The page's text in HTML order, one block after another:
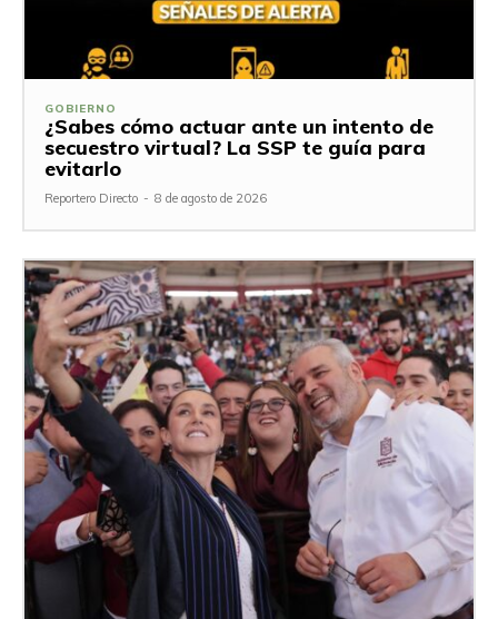
GOBIERNO
¿Sabes cómo actuar ante un intento de
secuestro virtual? La SSP te guía para
evitarlo
Reportero Directo - 8 de agosto de 2026